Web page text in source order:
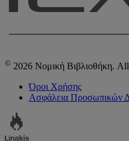
© 2026 Νομική Βιβλιοθήκη.
Όροι Χρήσης
Ασφάλεια Προσωπικών